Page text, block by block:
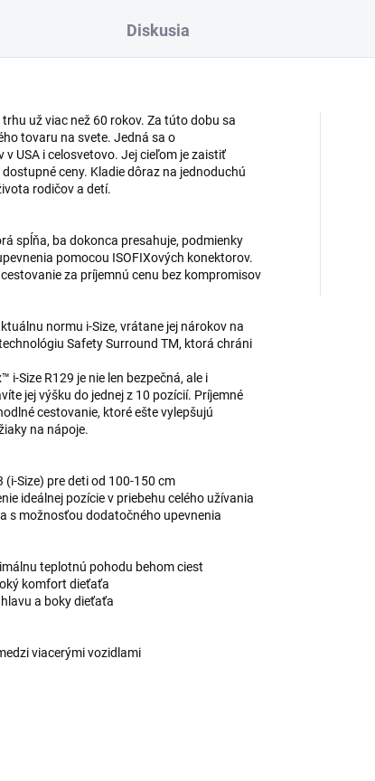
Diskusia
už viac než 60 rokov. Za túto dobu sa
tovaru na svete. Jedná sa o
USA i celosvetovo. Jej cieľom je zaistiť
ceny. Kladie dôraz na jednoduchú
rodičov a detí.
spĺňa, ba dokonca presahuje, podmienky
pomocou ISOFIXových konektorov.
za príjemnú cenu bez kompromisov
normu i-Size, vrátane jej nárokov na
Safety Surround TM, ktorá chráni
Size R129 je nie len bezpečná, ale i
jej výšku do jednej z 10 pozícií. Príjemné
cestovanie, ktoré ešte vylepšujú
na nápoje.
Size) pre deti od 100-150 cm
ideálnej pozície v priebehu celého užívania
s možnosťou dodatočného upevnenia
teplotnú pohodu behom ciest
komfort dieťaťa
a boky dieťaťa
viacerými vozidlami